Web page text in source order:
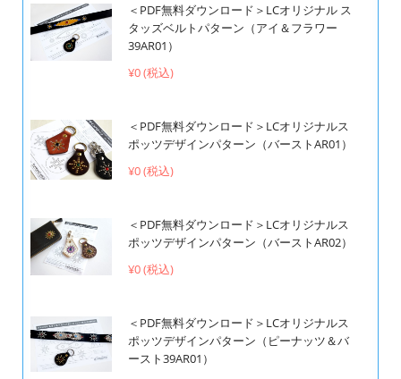
＜PDF無料ダウンロード＞LCオリジナル ス
タッズベルトパターン（アイ＆フラワー
39AR01）
¥0 (税込)
＜PDF無料ダウンロード＞LCオリジナルス
ポッツデザインパターン（バーストAR01）
¥0 (税込)
＜PDF無料ダウンロード＞LCオリジナルス
ポッツデザインパターン（バーストAR02）
¥0 (税込)
＜PDF無料ダウンロード＞LCオリジナルス
ポッツデザインパターン（ピーナッツ＆バ
ースト39AR01）